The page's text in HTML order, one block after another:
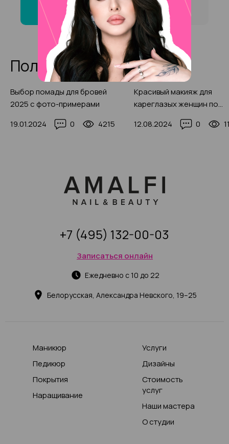
Новохохловской ?
Полезные статьи
Выбор помады для бровей
2025 с фото-примерами
19.01.2024
0 4215
Красивый макияж для
кареглазых женщин по
визажистов (с фото-
12.08.2024 0
Белорусская, Александра Невского, 19–25
Ежедневно с 10 до 22
Записаться онлайн
+7 (495) 132-00-03
Маникюр
Педикюр
Покрытия
Наращивание
Услуги
Дизайны
Стоимость
услуг
Наши мастера
О студии